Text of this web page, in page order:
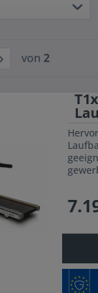
von 2